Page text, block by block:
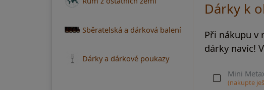
Sběratelská a dárková balení
Dárky a dárkové poukazy
Dárky k
Při nákupu v
dárky navíc!
Mini
(nakupte